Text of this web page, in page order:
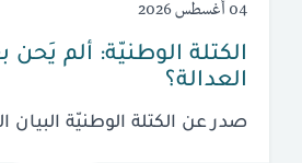
04 أغسطس 2026
الكتلة الوطنيّة: ألم يَحن
العدالة؟
صدر عن الكتلة الوطنيّة البيان